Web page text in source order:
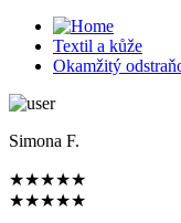
Textil a kůže
Okamžitý
Simona F.
★★★★★
★★★★★